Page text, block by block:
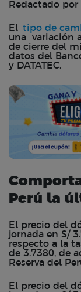
Redactado por
El tipo de
una variación
de cierre del
datos del
y DATATEC.
Perú la
El precio del
jornada en S/
respecto a la
de 3.7380, de
Reserva del
El precio del